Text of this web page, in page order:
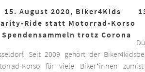
15. August 2020, Biker4Kids
Ride statt Motorrad-Korso
Spendensammeln trotz Corona
Seit 2009 gehört der Biker4kids
Korso für viele Biker*innen zum